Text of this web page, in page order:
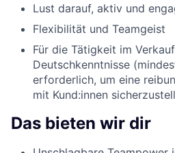
Lust darauf, aktiv und
Flexibilität und Teamgeist
Für die Tätigkeit im
Deutschkenntnisse
erforderlich, um eine
mit Kund:innen
Das bieten wir dir